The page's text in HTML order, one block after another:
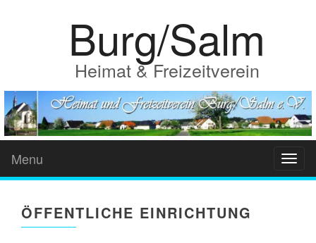
Burg/Salm
Heimat & Freizeitverein
Menu
ÖFFENTLICHE EINRICHTUNG